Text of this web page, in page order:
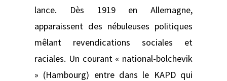
lance. Dès 1919 en Allemagne,
apparaissent des nébuleuses politiques
mêlant revendications sociales et
raciales. Un courant « national-bolchevik
» (Hambourg) entre dans le KAPD qui